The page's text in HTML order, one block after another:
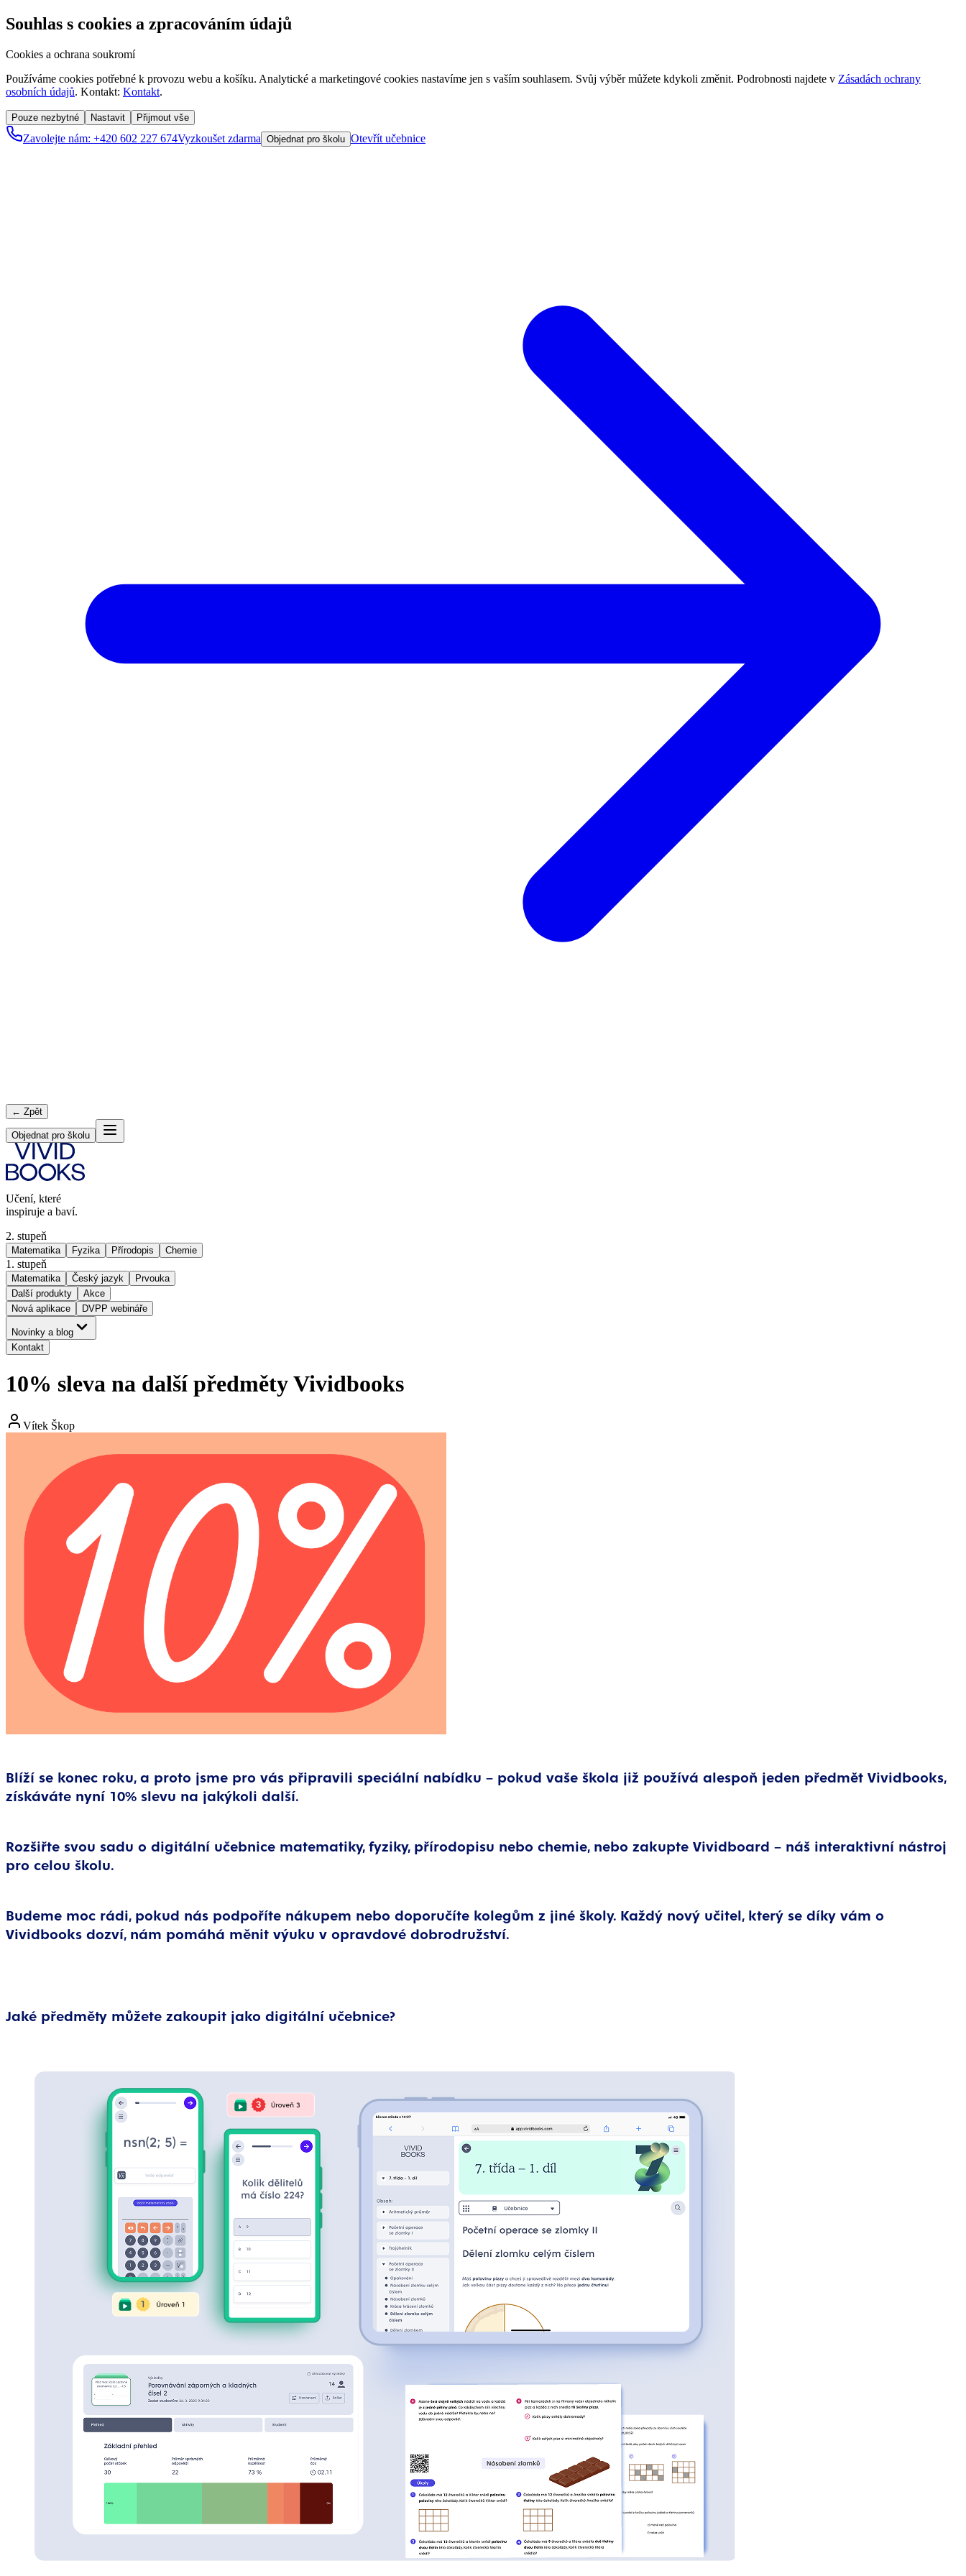
Souhlas s cookies a zpracováním údajů
Cookies a ochrana soukromí
Používáme cookies potřebné k provozu webu a košíku. Analytické a marketingové cookies nastavíme jen s vaším souhlasem. Svůj výběr můžete kdykoli změnit. Podrobnosti najdete v Zásadách ochrany
osobních údajů. Kontakt: Kontakt.
Pouze nezbytné Nastavit Přijmout vše
Zavolejte nám: +420 602 227 674Vyzkoušet zdarma Objednat pro školu Otevřít učebnice
← Zpět
Objednat pro školu
Učení, které
inspiruje a baví.
2. stupeň
Matematika Fyzika Přírodopis Chemie
1. stupeň
Matematika Český jazyk
Prvouka
Další produkty
Akce
Nová aplikace
DVPP webináře
Novinky a blog
Kontakt
10% sleva na další předměty Vividbooks
Vítek Škop
Blíží se konec roku, a proto jsme pro vás připravili speciální nabídku – pokud vaše škola již používá alespoň jeden předmět Vividbooks,
získáváte nyní 10% slevu na jakýkoli další.
Rozšiřte svou sadu o digitální učebnice matematiky, fyziky, přírodopisu nebo chemie, nebo zakupte Vividboard – náš interaktivní nástroj
pro celou školu.
Budeme moc rádi, pokud nás podpoříte nákupem nebo doporučíte kolegům z jiné školy. Každý nový učitel, který se díky vám o
Vividbooks dozví, nám pomáhá měnit výuku v opravdové dobrodružství.
Jaké předměty můžete zakoupit jako digitální učebnice?